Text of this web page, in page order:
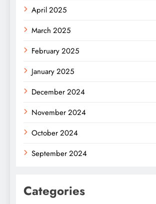
April 2025
March 2025
February 2025
January 2025
December 2024
November 2024
October 2024
September 2024
Categories